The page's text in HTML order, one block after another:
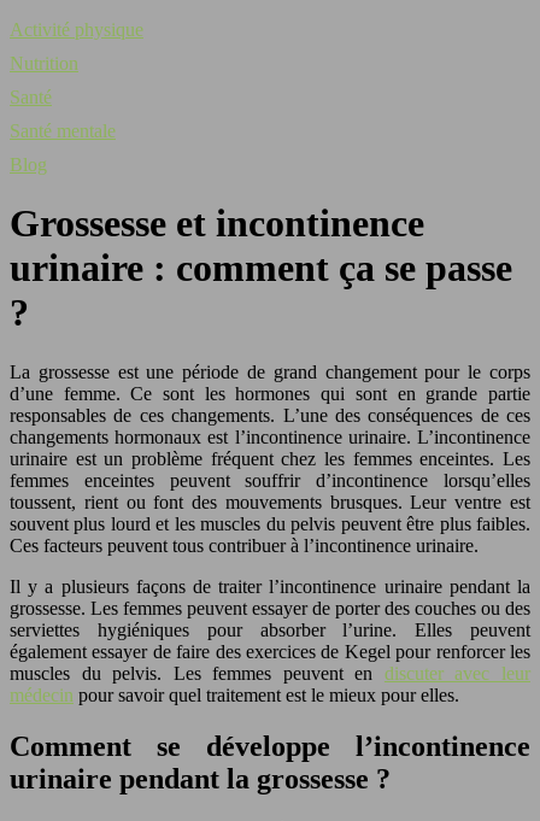
Activité physique
Nutrition
Santé
Santé mentale
Blog
Grossesse et incontinence
urinaire : comment ça se passe
?
La grossesse est une période de grand changement pour le corps
d’une femme. Ce sont les hormones qui sont en grande partie
responsables de ces changements. L’une des conséquences de ces
changements hormonaux est l’incontinence urinaire. L’incontinence
urinaire est un problème fréquent chez les femmes enceintes. Les
femmes enceintes peuvent souffrir d’incontinence lorsqu’elles
toussent, rient ou font des mouvements brusques. Leur ventre est
souvent plus lourd et les muscles du pelvis peuvent être plus faibles.
Ces facteurs peuvent tous contribuer à l’incontinence urinaire.
Il y a plusieurs façons de traiter l’incontinence urinaire pendant la
grossesse. Les femmes peuvent essayer de porter des couches ou des
serviettes hygiéniques pour absorber l’urine. Elles peuvent
également essayer de faire des exercices de Kegel pour renforcer les
muscles du pelvis. Les femmes peuvent en discuter avec leur
médecin pour savoir quel traitement est le mieux pour elles.
Comment se développe l’incontinence
urinaire pendant la grossesse ?